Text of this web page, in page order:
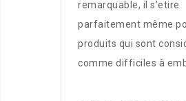
remarquable, il s’etire
parfaitement même
produits qui sont
comme difficiles à